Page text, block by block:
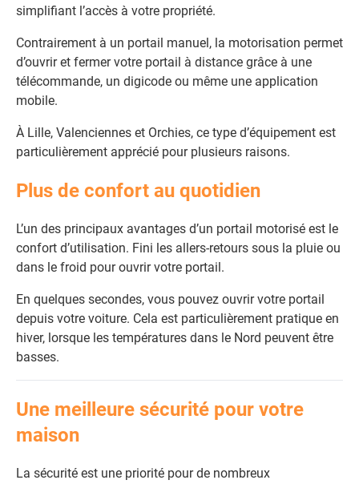
simplifiant l’accès à votre propriété.
Contrairement à un portail manuel, la motorisation permet
d’ouvrir et fermer votre portail à distance grâce à une
télécommande, un digicode ou même une application
mobile.
À Lille, Valenciennes et Orchies, ce type d’équipement est
particulièrement apprécié pour plusieurs raisons.
Plus de confort au quotidien
L’un des principaux avantages d’un portail motorisé est le
confort d’utilisation. Fini les allers-retours sous la pluie ou
dans le froid pour ouvrir votre portail.
En quelques secondes, vous pouvez ouvrir votre portail
depuis votre voiture. Cela est particulièrement pratique en
hiver, lorsque les températures dans le Nord peuvent être
basses.
Une meilleure sécurité pour votre
maison
La sécurité est une priorité pour de nombreux